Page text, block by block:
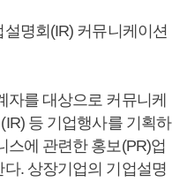
명회(IR) 커뮤니케이션
를 대상으로 커뮤니케
등 기업행사를 기획하
스에 관련한 홍보(PR)업
. 상장기업의 기업설명